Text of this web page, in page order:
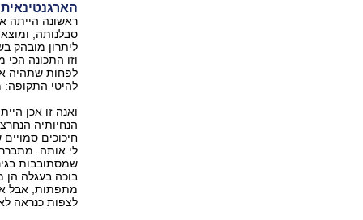
ראשונה הייתה
סבלנותה,
ליתרון מובהק
וזו התכונה
לפחות שתהיה
להיטי התקופה:
ואנה זו אכן
הנחיותיה
חיכוכים
לי אותה.
שמסתובבות
בוכה בעגלה הן
מתפתות, אבל
לצפות כנראה